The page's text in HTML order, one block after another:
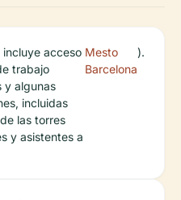
acceso
trabajo
y algunas
incluidas
las torres
y asistentes a
Mesto
Barcelona
).